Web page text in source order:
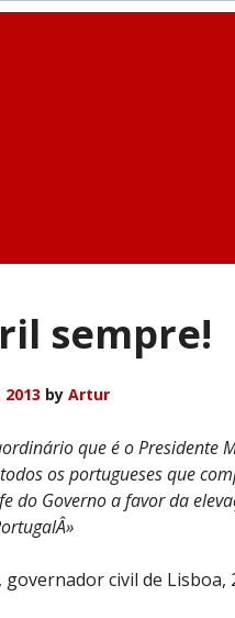
sempre!
by Artur
que é o Presidente
os portugueses que
do Governo a favor da
civil de Lisboa,